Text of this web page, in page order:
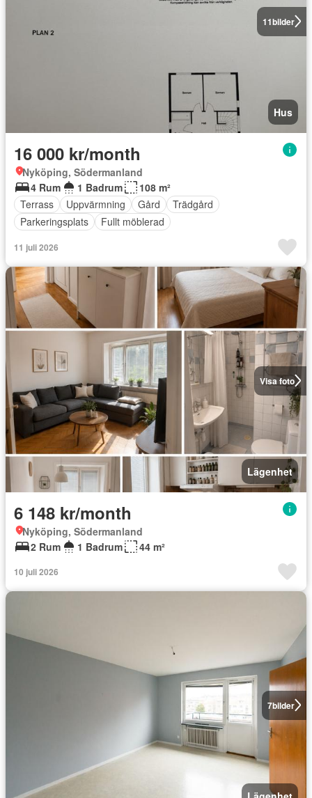
11bilder
Hus
16 000 kr/month
Nyköping, Södermanland
4 Rum
1 Badrum
108 m²
Terrass
Uppvärmning Gård
Trädgård
Parkeringsplats
Fullt möblerad
11 juli 2026
Visa foto
Lägenhet
6 148 kr/month
Nyköping, Södermanland
2 Rum
1 Badrum 44 m²
10 juli 2026
7bilder